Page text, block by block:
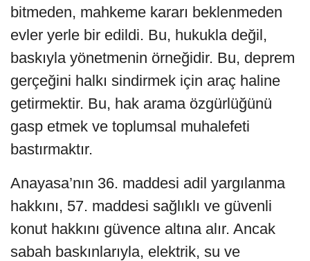
bitmeden, mahkeme kararı beklenmeden
evler yerle bir edildi. Bu, hukukla değil,
baskıyla yönetmenin örneğidir. Bu, deprem
gerçeğini halkı sindirmek için araç haline
getirmektir. Bu, hak arama özgürlüğünü
gasp etmek ve toplumsal muhalefeti
bastırmaktır.
Anayasa’nın 36. maddesi adil yargılanma
hakkını, 57. maddesi sağlıklı ve güvenli
konut hakkını güvence altına alır. Ancak
sabah baskınlarıyla, elektrik, su ve